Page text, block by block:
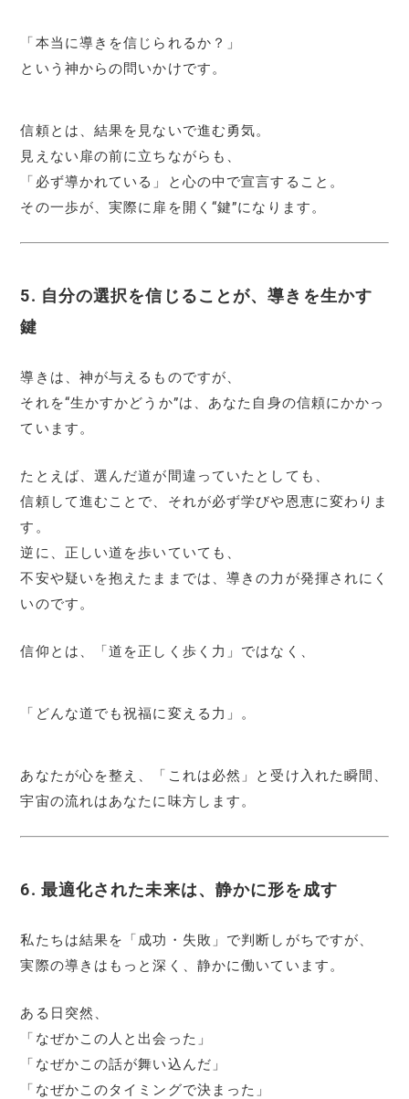
「本当に導きを信じられるか？」
という神からの問いかけです。
信頼とは、結果を見ないで進む勇気。
見えない扉の前に立ちながらも、
「必ず導かれている」と心の中で宣言すること。
その一歩が、実際に扉を開く“鍵”になります。
5. 自分の選択を信じることが、導きを生かす
鍵
導きは、神が与えるものですが、
それを“生かすかどうか”は、あなた自身の信頼にかかっ
ています。
たとえば、選んだ道が間違っていたとしても、
信頼して進むことで、それが必ず学びや恩恵に変わりま
す。
逆に、正しい道を歩いていても、
不安や疑いを抱えたままでは、導きの力が発揮されにく
いのです。
信仰とは、「道を正しく歩く力」ではなく、
「どんな道でも祝福に変える力」。
あなたが心を整え、「これは必然」と受け入れた瞬間、
宇宙の流れはあなたに味方します。
6. 最適化された未来は、静かに形を成す
私たちは結果を「成功・失敗」で判断しがちですが、
実際の導きはもっと深く、静かに働いています。
ある日突然、
「なぜかこの人と出会った」
「なぜかこの話が舞い込んだ」
「なぜかこのタイミングで決まった」